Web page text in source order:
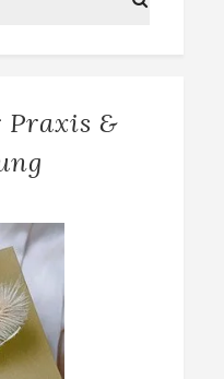
Praxis &